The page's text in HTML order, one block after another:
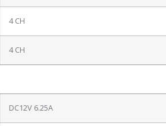
4 CH
4 CH
DC12V 6.25A